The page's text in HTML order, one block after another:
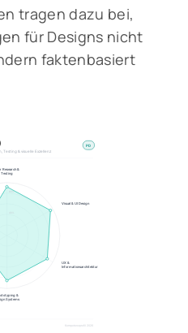
tragen dazu bei,
für Designs nicht
faktenbasiert